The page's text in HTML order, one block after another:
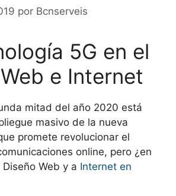
por Bcnserveis
5G en el
e Internet
mitad del año 2020 está
masivo de la nueva
promete revolucionar el
online, pero ¿en
Web y a Internet en